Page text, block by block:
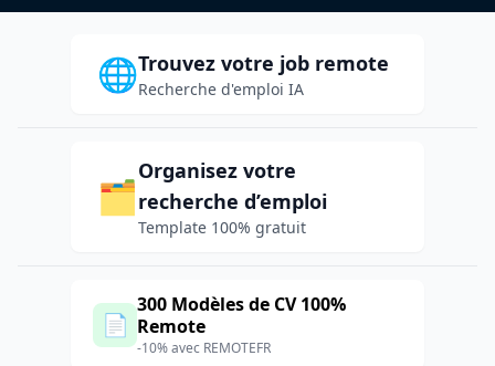
🌐Trouvez votre job remote
Recherche d'emploi IA
🗂️
Organisez votre
recherche d’emploi
Template 100% gratuit
📄
300 Modèles de CV 100%
Remote
-10% avec REMOTEFR